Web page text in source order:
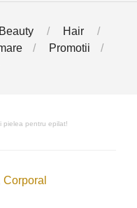
Beauty
Hair
Promotii
pielea pentru epilat!
Corporal